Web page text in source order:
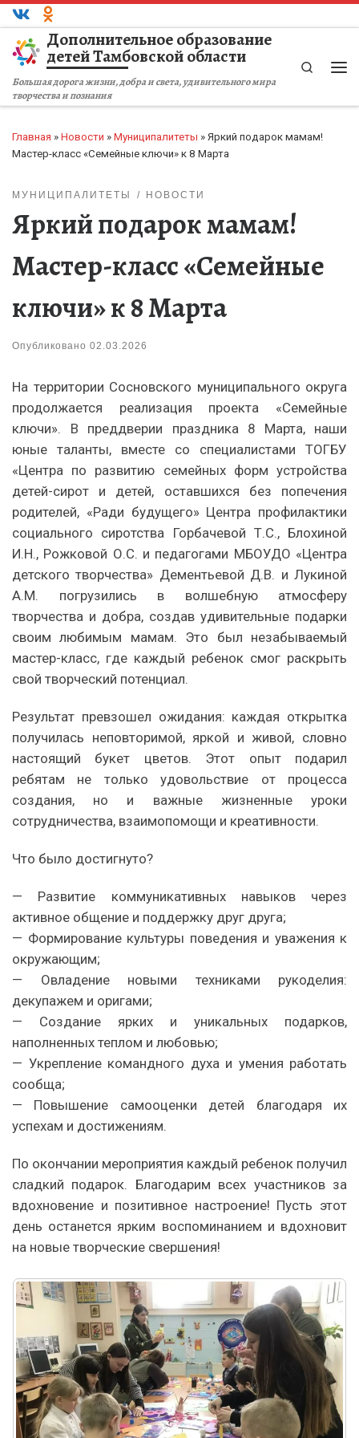
Перейти к содержимому
Дополнительное образование
детей Тамбовской области
Большая дорога жизни, добра и света, удивительного мира
творчества и познания
Search
Главная » Новости » Муниципалитеты » Яркий подарок мамам!
Мастер-класс «Семейные ключи» к 8 Марта
МУНИЦИПАЛИТЕТЫ НОВОСТИ
Яркий подарок мамам!
Мастер-класс «Семейные
ключи» к 8 Марта
Опубликовано 02.03.2026
На территории Сосновского муниципального округа
продолжается реализация проекта «Семейные
ключи». В преддверии праздника 8 Марта, наши
юные таланты, вместе со специалистами ТОГБУ
«Центра по развитию семейных форм устройства
детей-сирот и детей, оставшихся без попечения
родителей, «Ради будущего» Центра профилактики
социального сиротства Горбачевой Т.С., Блохиной
И.Н., Рожковой О.С. и педагогами МБОУДО «Центра
детского творчества» Дементьевой Д.В. и Лукиной
А.М. погрузились в волшебную атмосферу
творчества и добра, создав удивительные подарки
своим любимым мамам. Это был незабываемый
мастер-класс, где каждый ребенок смог раскрыть
свой творческий потенциал.
Результат превзошел ожидания: каждая открытка
получилась неповторимой, яркой и живой, словно
настоящий букет цветов. Этот опыт подарил
ребятам не только удовольствие от процесса
создания, но и важные жизненные уроки
сотрудничества, взаимопомощи и креативности.
Что было достигнуто?
— Развитие коммуникативных навыков через
активное общение и поддержку друг друга;
— Формирование культуры поведения и уважения к
окружающим;
— Овладение новыми техниками рукоделия:
декупажем и оригами;
— Создание ярких и уникальных подарков,
наполненных теплом и любовью;
— Укрепление командного духа и умения работать
сообща;
— Повышение самооценки детей благодаря их
успехам и достижениям.
По окончании мероприятия каждый ребенок получил
сладкий подарок. Благодарим всех участников за
вдохновение и позитивное настроение! Пусть этот
день останется ярким воспоминанием и вдохновит
на новые творческие свершения!